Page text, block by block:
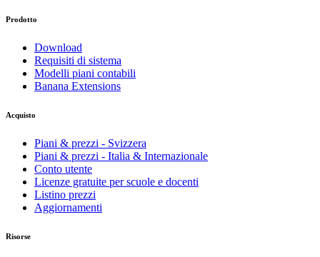
Prodotto
Download
Requisiti di sistema
Modelli piani contabili
Banana Extensions
Acquisto
Piani & prezzi - Svizzera
Piani & prezzi - Italia & Internazionale
Conto utente
Licenze gratuite per scuole e docenti
Listino prezzi
Aggiornamenti
Risorse